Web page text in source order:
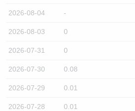
2026-08-04 -
2026-08-03 0
2026-07-31 0
2026-07-30 0.08
2026-07-29 0.01
2026-07-28 0.01